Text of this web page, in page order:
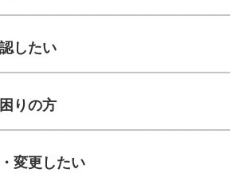
したい
りの方
変更したい